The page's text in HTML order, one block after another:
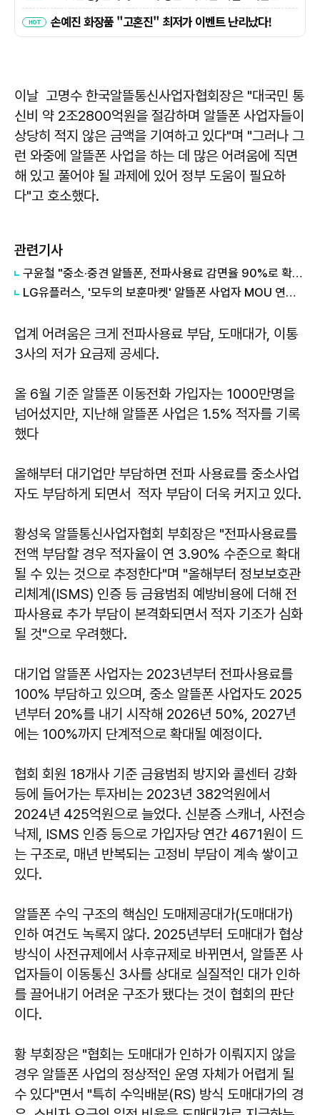
이날 고명수 한국알뜰통신사업자협회장은 "대국민 통
신비 약 2조2800억원을 절감하며 알뜰폰 사업자들이
상당히 적지 않은 금액을 기여하고 있다"며 "그러나 그
런 와중에 알뜰폰 사업을 하는 데 많은 어려움에 직면
해 있고 풀어야 될 과제에 있어 정부 도움이 필요하
다"고 호소했다.
관련기사
구윤철 "중소·중견 알뜰폰, 전파사용료 감면율 90%로 확대"
LG유플러스, '모두의 보훈마켓' 알뜰폰 사업자 MOU 연계 지원
업계 어려움은 크게 전파사용료 부담, 도매대가, 이통
3사의 저가 요금제 공세다.
올 6월 기준 알뜰폰 이동전화 가입자는 1000만명을
넘어섰지만, 지난해 알뜰폰 사업은 1.5% 적자를 기록
했다
올해부터 대기업만 부담하면 전파 사용료를 중소사업
자도 부담하게 되면서 적자 부담이 더욱 커지고 있다.
황성욱 알뜰통신사업자협회 부회장은 "전파사용료를
전액 부담할 경우 적자율이 연 3.90% 수준으로 확대
될 수 있는 것으로 추정한다"며 "올해부터 정보보호관
리체계(ISMS) 인증 등 금융범죄 예방비용에 더해 전
파사용료 추가 부담이 본격화되면서 적자 기조가 심화
될 것"으로 우려했다.
대기업 알뜰폰 사업자는 2023년부터 전파사용료를
100% 부담하고 있으며, 중소 알뜰폰 사업자도 2025
년부터 20%를 내기 시작해 2026년 50%, 2027년
에는 100%까지 단계적으로 확대될 예정이다.
협회 회원 18개사 기준 금융범죄 방지와 콜센터 강화
등에 들어가는 투자비는 2023년 382억원에서
2024년 425억원으로 늘었다. 신분증 스캐너, 사전승
낙제, ISMS 인증 등으로 가입자당 연간 4671원이 드
는 구조로, 매년 반복되는 고정비 부담이 계속 쌓이고
있다.
알뜰폰 수익 구조의 핵심인 도매제공대가(도매대가)
인하 여건도 녹록지 않다. 2025년부터 도매대가 협상
방식이 사전규제에서 사후규제로 바뀌면서, 알뜰폰 사
업자들이 이동통신 3사를 상대로 실질적인 대가 인하
를 끌어내기 어려운 구조가 됐다는 것이 협회의 판단
이다.
황 부회장은 "협회는 도매대가 인하가 이뤄지지 않을
경우 알뜰폰 사업의 정상적인 운영 자체가 어렵게 될
수 있다"면서 "특히 수익배분(RS) 방식 도매대가의 경